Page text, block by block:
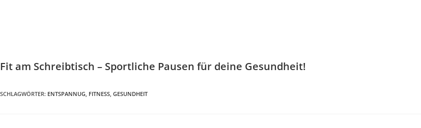
Fit am Schreibtisch – Sportliche Pausen für deine Gesundheit!
SCHLAGWÖRTER: ENTSPANNUG FITNESS GESUNDHEIT